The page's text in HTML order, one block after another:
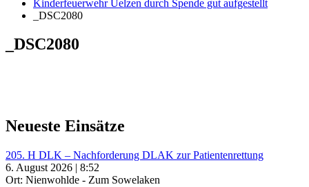
Kinderfeuerwehr Uelzen durch Spende gut aufgestellt
_DSC2080
_DSC2080
Neueste Einsätze
205. H DLK – Nachforderung DLAK zur Patientenrettung
6. August 2026 | 8:52
Ort: Nienwohlde - Zum Sowelaken